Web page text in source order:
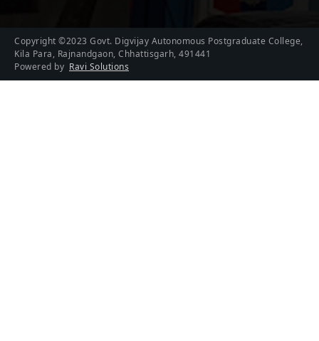
Copyright ©2023 Govt. Digvijay Autonomous Postgraduate College,
Kila Para, Rajnandgaon, Chhattisgarh, 491441
Powered by Ravi Solutions